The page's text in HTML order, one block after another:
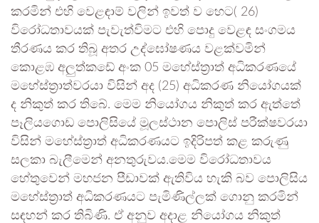
කරමින් එහි වෙළඳාම් වලින් ඉවත් ව හෙට( 26)
විරෝධතාවයක් පැවැත්විමට එහි පොදු වෙළඳ සංගමය
තීරණය කර තිබූ අතර උද්ඝෝෂණය වළක්වමින්
කොළඹ අලුත්කඩේ අංක 05 මහේස්ත්‍රාත් අධිකරණයේ
මහේස්ත්‍රාත්වරයා විසින් අද (25) අධිකරණ නියෝගයක්
ද නිකුත් කර තිබේ. මෙම නියෝගය නිකුත් කර ඇත්තේ
පෑලියගොඩ පොලිසියේ මූලස්ථාන පොලිස් පරීක්ෂවරයා
විසින් මහේස්ත්‍රාත් අධිකරණයට ඉදිරිපත් කළ කරුණු
සලකා බැලීමෙන් අනතුරුවය.මෙම විරෝධතාවය
හේතුවෙන් මහජන පීඩාවක් ඇතිවිය හැකි බව පොලිසිය
මහේස්ත්‍රාත් අධිකරණයට පැමිණිල්ලක් ගොනු කරමින්
සඳහන් කර තිබිණි. ඒ අනුව අදාළ නියෝගය නිකුත්